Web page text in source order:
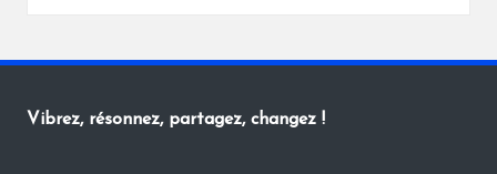
Vibrez, résonnez, partagez, changez !